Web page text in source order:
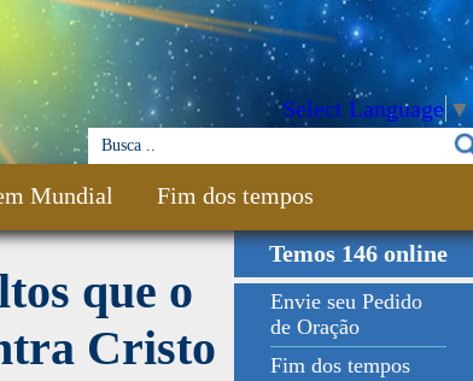
Select Language▼
Mundial Fim dos tempos
que o
Cristo
Temos 146 online
Envie seu Pedido
de Oração
Fim dos tempos